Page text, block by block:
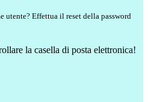
utente? Effettua il reset della password
la casella di posta elettronica!